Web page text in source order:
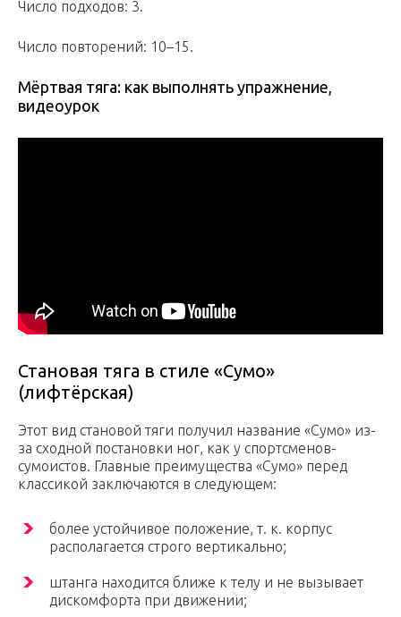
Число подходов: 3.
Число повторений: 10–15.
Мёртвая тяга: как выполнять упражнение,
видеоурок
Становая тяга в стиле «Сумо»
(лифтёрская)
Этот вид становой тяги получил название «Сумо» из-
за сходной постановки ног, как у спортсменов-
сумоистов. Главные преимущества «Сумо» перед
классикой заключаются в следующем:
более устойчивое положение, т. к. корпус
располагается строго вертикально;
штанга находится ближе к телу и не вызывает
дискомфорта при движении;